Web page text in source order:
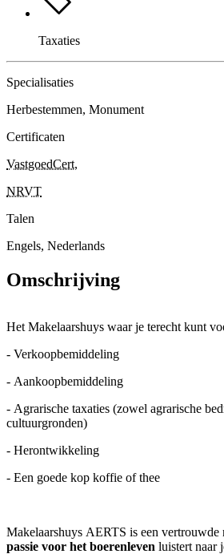
Taxaties
Specialisaties
Herbestemmen, Monument
Certificaten
VastgoedCert,
NRVT
Talen
Engels, Nederlands
Omschrijving
Het Makelaarshuys waar je terecht kunt
- Verkoopbemiddeling
- Aankoopbemiddeling
- Agrarische taxaties (zowel agrarische
cultuurgronden)
- Herontwikkeling
- Een goede kop koffie of thee
Makelaarshuys AERTS is een vertrouwde
passie voor het boerenleven luistert naar